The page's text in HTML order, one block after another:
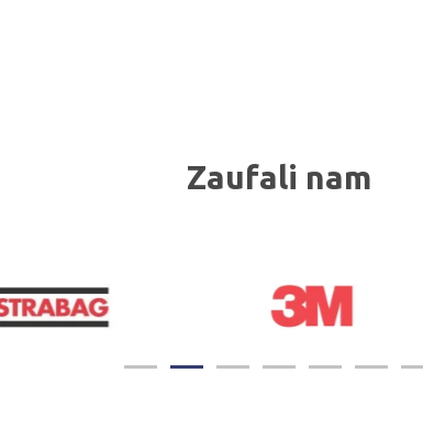
Zaufali nam